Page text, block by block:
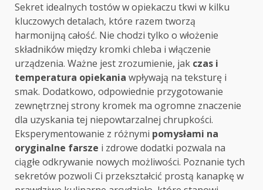
Sekret idealnych tostów w opiekaczu tkwi w kilku
kluczowych detalach, które razem tworzą
harmonijną całość. Nie chodzi tylko o włożenie
składników między kromki chleba i włączenie
urządzenia. Ważne jest zrozumienie, jak czas i
temperatura opiekania wpływają na teksturę i
smak. Dodatkowo, odpowiednie przygotowanie
zewnętrznej strony kromek ma ogromne znaczenie
dla uzyskania tej niepowtarzalnej chrupkości.
Eksperymentowanie z różnymi pomysłami na
oryginalne farsze i zdrowe dodatki pozwala na
ciągłe odkrywanie nowych możliwości. Poznanie tych
sekretów pozwoli Ci przekształcić prostą kanapkę w